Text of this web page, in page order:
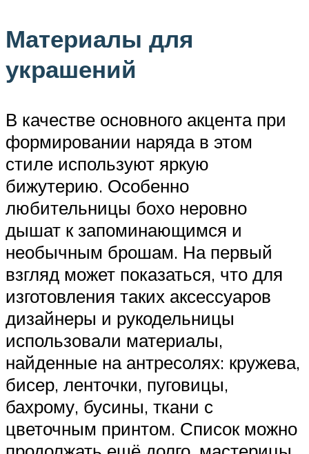
Материалы для
украшений
В качестве основного акцента при
формировании наряда в этом
стиле используют яркую
бижутерию. Особенно
любительницы бохо неровно
дышат к запоминающимся и
необычным брошам. На первый
взгляд может показаться, что для
изготовления таких аксессуаров
дизайнеры и рукодельницы
использовали материалы,
найденные на антресолях: кружева,
бисер, ленточки, пуговицы,
бахрому, бусины, ткани с
цветочным принтом. Список можно